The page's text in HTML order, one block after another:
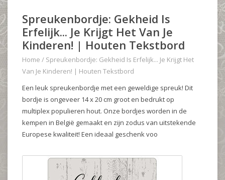
Spreukenbordje: Gekheid Is
Erfelijk... Je Krijgt Het Van Je
Kinderen! | Houten Tekstbord
Home / Spreukenbordje: Gekheid Is Erfelijk... Je Krijgt Het
Van Je Kinderen! | Houten Tekstbord
Een leuk spreukenbordje met een geweldige spreuk! Dit
bordje is ongeveer 14 x 20 cm groot en bedrukt op
multiplex populieren hout. Onze bordjes worden in de
kempen in België gemaakt en zijn zodus van uitstekende
Europese kwaliteit! Een ideaal geschenk voo